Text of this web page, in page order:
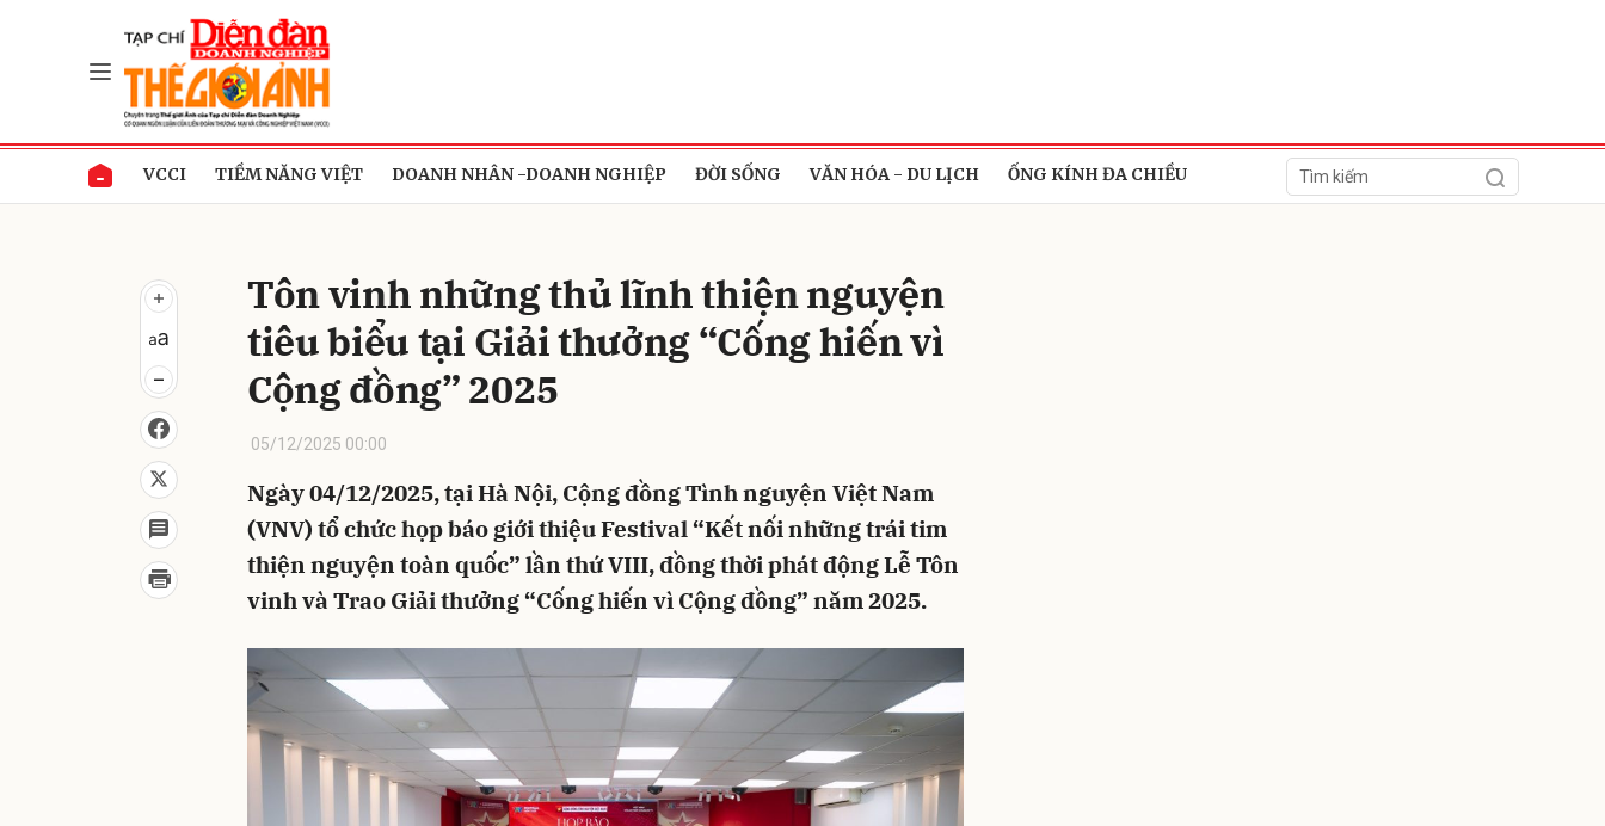
VCCI TIỀM NĂNG VIỆT DOANH NHÂN -DOANH NGHIỆP ĐỜI SỐNG VĂN HÓA - DU LỊCH ỐNG KÍNH ĐA CHIỀU
Tôn vinh những thủ lĩnh thiện nguyện
tiêu biểu tại Giải thưởng “Cống hiến vì
Cộng đồng” 2025
05/12/2025 00:00
Ngày 04/12/2025, tại Hà Nội, Cộng đồng Tình nguyện Việt Nam
(VNV) tổ chức họp báo giới thiệu Festival “Kết nối những trái tim
thiện nguyện toàn quốc” lần thứ VIII, đồng thời phát động Lễ Tôn
vinh và Trao Giải thưởng “Cống hiến vì Cộng đồng” năm 2025.